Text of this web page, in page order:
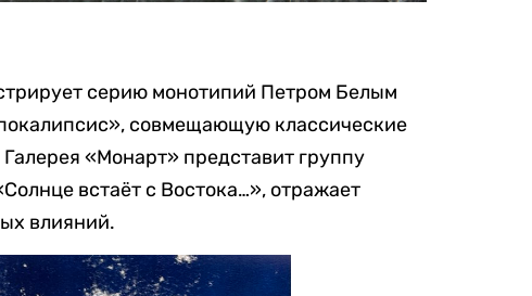
серию монотипий Петром Белым
совмещающую классические
«Монарт» представит группу
встаёт с Востока…», отражает
влияний.